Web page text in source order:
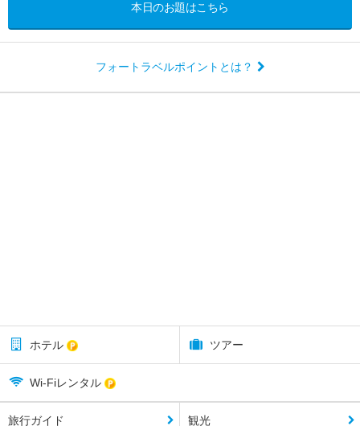
本日のお題はこちら
フォートラベルポイントとは？
ホテル ツアー
Wi-Fiレンタル
旅行ガイド 観光